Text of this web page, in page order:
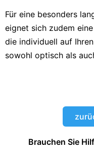
Für eine besonders
eignet sich zudem eine
die individuell auf
sowohl optisch als
Balkon
Balkon
Balkon
Balkon
Balkon
Balkon
Balkon
Balkon
Brauchen Sie